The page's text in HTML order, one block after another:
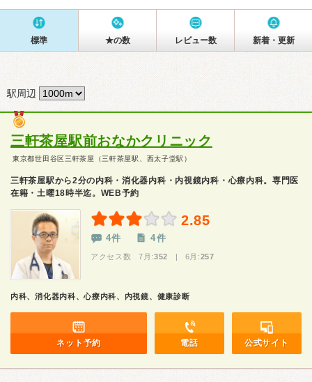
標準 ★の数 レビュー数 新着・更新
駅周辺
三軒茶屋駅前おなかクリニック
東京都世田谷区三軒茶屋（三軒茶屋駅、西太子堂駅）
三軒茶屋駅から2分の内科・消化器内科・内視鏡内科・心療内科。専門医
在籍・土曜18時半迄。WEB予約
2.85
4件 4件
アクセス数 7月:352 | 6月:257
内科、消化器内科、心療内科、内視鏡、健康診断
ネット予約 電話 公式サイト